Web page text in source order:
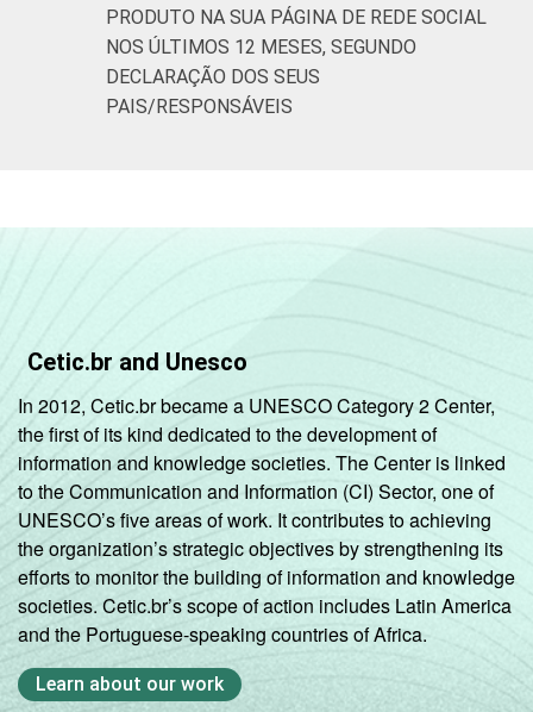
PRODUTO NA SUA PÁGINA DE REDE SOCIAL
NOS ÚLTIMOS 12 MESES, SEGUNDO
DECLARAÇÃO DOS SEUS
PAIS/RESPONSÁVEIS
Cetic.br and Unesco
In 2012, Cetic.br became a UNESCO Category 2 Center,
the first of its kind dedicated to the development of
information and knowledge societies. The Center is linked
to the Communication and Information (CI) Sector, one of
UNESCO’s five areas of work. It contributes to achieving
the organization’s strategic objectives by strengthening its
efforts to monitor the building of information and knowledge
societies. Cetic.br’s scope of action includes Latin America
and the Portuguese-speaking countries of Africa.
Learn about our work